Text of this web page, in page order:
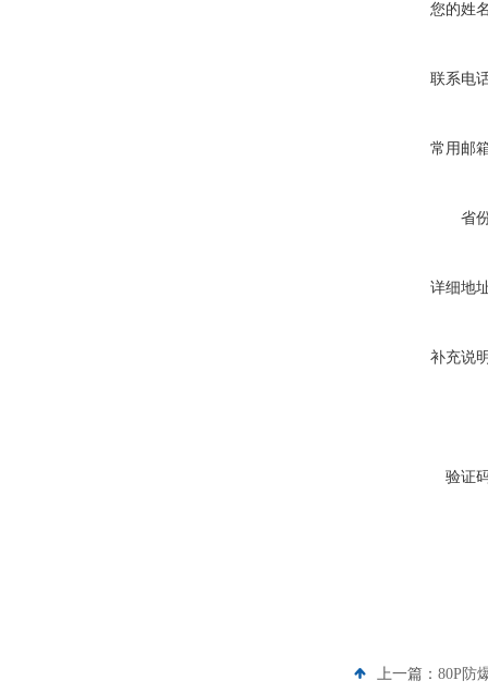
您的姓
联系电
常用邮
省
详细地
补充说
验证
上一篇： 80P防